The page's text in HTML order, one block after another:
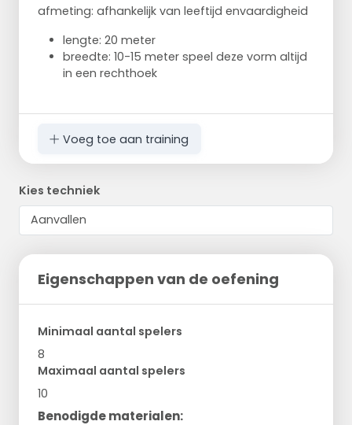
afmeting: afhankelijk van leeftijd envaardigheid
lengte: 20 meter
breedte: 10-15 meter speel deze vorm altijd
in een rechthoek
Voeg toe aan training
Kies techniek
Eigenschappen van de oefening
Minimaal aantal spelers
8
Maximaal aantal spelers
10
Benodigde materialen: